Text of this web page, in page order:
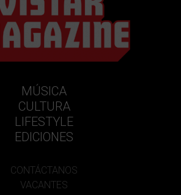
MÚSICA
CULTURA
LIFESTYLE
EDICIONES
CONTÁCTANOS
VACANTES